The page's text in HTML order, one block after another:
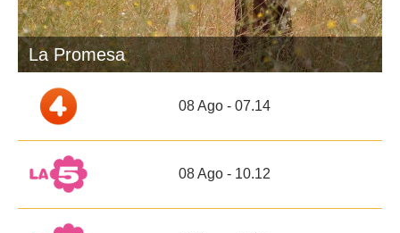
La Promesa
08 Ago - 07.14
08 Ago - 10.12